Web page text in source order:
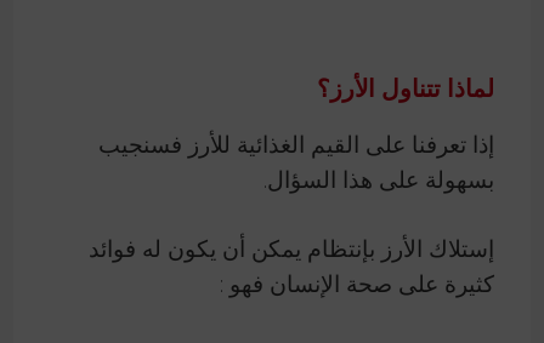
لماذا تتناول الأرز؟
إذا تعرفنا على القيم الغذائية للأرز فسنجيب
بسهولة على هذا السؤال.
إستلاك الأرز بإنتظام يمكن أن يكون له فوائد
كثيرة على صحة الإنسان فهو :